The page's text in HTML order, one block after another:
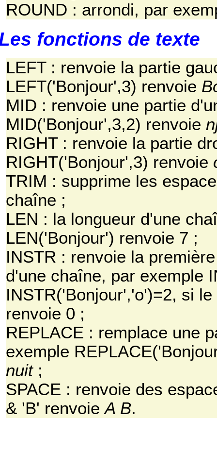
ROUND : arrondi, par
fonctions de texte
LEFT : renvoie la partie
LEFT('Bonjour',3) renvoie
MID : renvoie une partie
MID('Bonjour',3,2) renvoie
RIGHT : renvoie la partie
RIGHT('Bonjour',3) renvoie
TRIM : supprime les
chaîne ;
LEN : la longueur d'une
LEN('Bonjour') renvoie 7 ;
INSTR : renvoie la
d'une chaîne, par exemple
INSTR('Bonjour','o')=2, si
renvoie 0 ;
REPLACE : remplace une
exemple
nuit;
SPACE : renvoie des
& 'B' renvoieA B.